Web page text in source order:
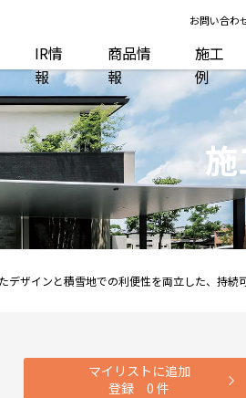
お問い合わ
IR情
報
商品情
報
施工
例
デザインと積雪地での利便性を両立した、持続
マイリストに追加
登録0 件